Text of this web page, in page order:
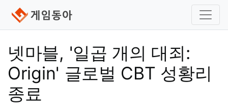
넷마블, '일곱 개의 대죄:
Origin' 글로벌 CBT 성황리
종료